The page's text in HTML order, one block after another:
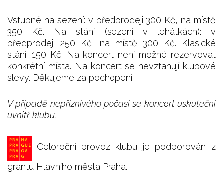
Vstupné na sezení: v předprodeji 300 Kč, na místě
350 Kč. Na stání (sezení v lehátkách): v
předprodeji 250 Kč, na místě 300 Kč. Klasické
stání: 150 Kč. Na koncert není možné rezervovat
konkrétní místa. Na koncert se nevztahují klubové
slevy. Děkujeme za pochopení.
V případě nepříznivého počasí se koncert uskuteční
uvnitř klubu.
Celoroční provoz klubu je podporován z
grantu Hlavního města Praha.